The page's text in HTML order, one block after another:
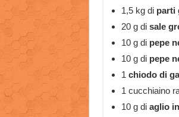
1,5 kg di parti
20 g di sale
10 g dipepe
10 g di pepe
1 chiodo di
1 cucchiaino
10 g di aglio